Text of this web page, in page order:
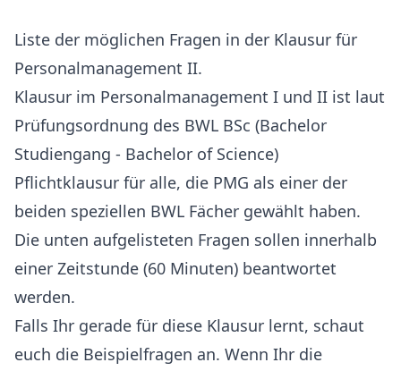
Liste der möglichen Fragen in der Klausur für
Personalmanagement II.
Klausur im Personalmanagement I und II ist laut
Prüfungsordnung des BWL BSc (Bachelor
Studiengang - Bachelor of Science)
Pflichtklausur für alle, die PMG als einer der
beiden speziellen BWL Fächer gewählt haben.
Die unten aufgelisteten Fragen sollen innerhalb
einer Zeitstunde (60 Minuten) beantwortet
werden.
Falls Ihr gerade für diese Klausur lernt, schaut
euch die Beispielfragen an. Wenn Ihr die